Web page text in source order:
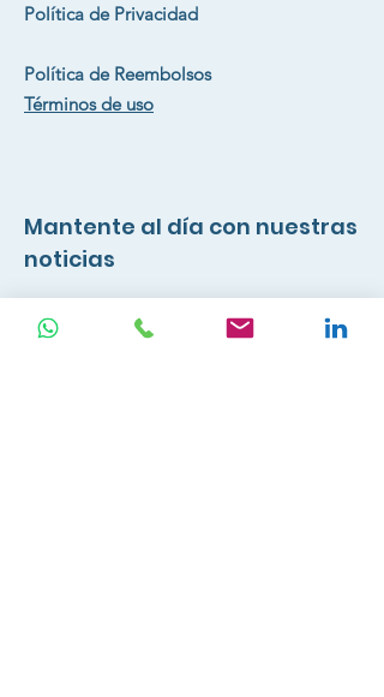
Política de Privacidad
Política de Reembolsos
Términos de uso
Mantente al día con nuestras
noticias